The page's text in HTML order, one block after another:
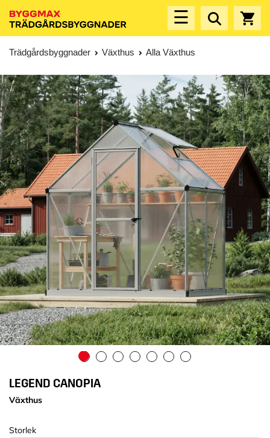
☰
Trädgårdsbyggnader Växthus Alla Växthus
LEGEND CANOPIA
Växthus
Storlek